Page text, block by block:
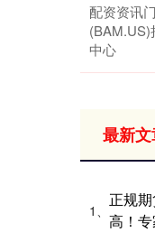
配资资讯
(BAM.US)
中心
最新
1、
正规
高！